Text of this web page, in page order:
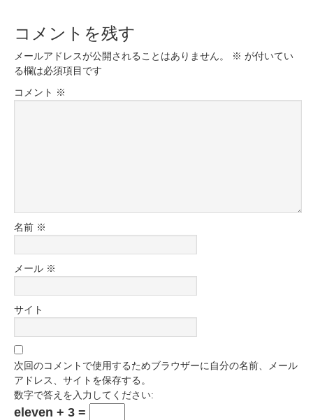
コメントを残す
メールアドレスが公開されることはありません。 ※ が付いてい
る欄は必須項目です
コメント ※
名前 ※
メール ※
サイト
次回のコメントで使用するためブラウザーに自分の名前、メール
アドレス、サイトを保存する。
数字で答えを入力してください:
eleven + 3 =